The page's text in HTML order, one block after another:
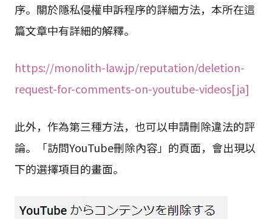
序。關於隱私侵權申訴程序的詳細方法，本所在這
篇文章中有詳細的解釋。
https://monolith-law.jp/reputation/deletion-
request-for-comments-on-youtube-videos[ja]
此外，作為第三種方法，也可以申請刪除違法的評
論。「訪問YouTube刪除內容」的頁面，會出現以
下的選擇項目的畫面。